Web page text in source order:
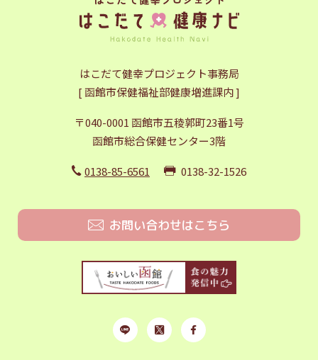
はこだて健幸プロジェクト事務局
[ 函館市保健福祉部健康増進課内 ]
〒040-0001 函館市五稜郭町23番1号
函館市総合保健センター3階
0138-85-6561 0138-32-1526
お問い合わせはこちら